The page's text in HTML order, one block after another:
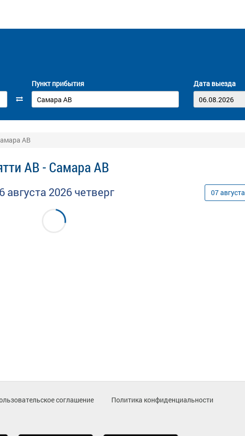
Пункт прибытия Дата выезда
АВ
АВ - Самара АВ
августа 2026 четверг 07августа
соглашение
Политика конфиденциальности